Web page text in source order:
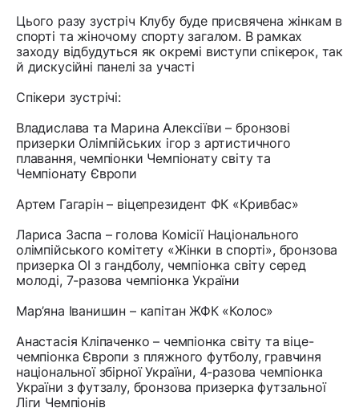
Цього разу зустріч Клубу буде присвячена жінкам в
спорті та жіночому спорту загалом. В рамках
заходу відбудуться як окремі виступи спікерок, так
й дискусійні панелі за участі
Спікери зустрічі:
Владислава та Марина Алексіїви – бронзові
призерки Олімпійських ігор з артистичного
плавання, чемпіонки Чемпіонату світу та
Чемпіонату Європи
Артем Гагарін – віцепрезидент ФК «Кривбас»
Лариса Заспа – голова Комісії Національного
олімпійського комітету «Жінки в спорті», бронзова
призерка ОІ з гандболу, чемпіонка світу серед
молоді, 7-разова чемпіонка України
Мар’яна Іванишин – капітан ЖФК «Колос»
Анастасія Кліпаченко – чемпіонка світу та віце-
чемпіонка Європи з пляжного футболу, гравчиня
національної збірної України, 4-разова чемпіонка
України з футзалу, бронзова призерка футзальної
Ліги Чемпіонів